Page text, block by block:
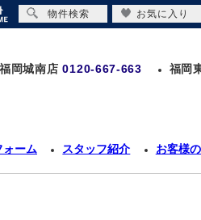
福岡城南店 0120-667-663 福岡
ォーム スタッフ紹介 お客様
物件検索 お気に入り